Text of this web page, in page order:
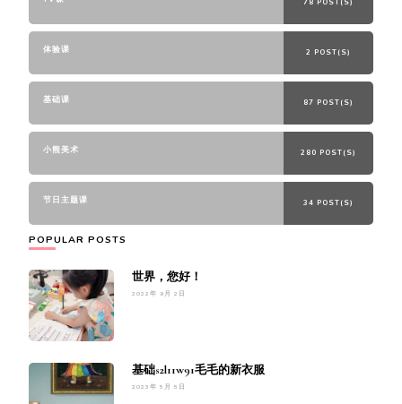
78 POST(S)
体验课 2 POST(S)
基础课 87 POST(S)
小熊美术 280 POST(S)
节日主题课 34 POST(S)
POPULAR POSTS
世界，您好！
2022年 9月 2日
基础s2l11w91毛毛的新衣服
2023年 5月 5日